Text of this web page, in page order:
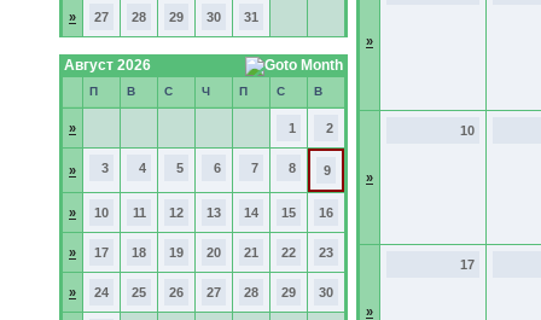
» 27 28 29 30 31
Август 2026
П В С Ч П С В
» 1 2
» 3 4 5 6 7 8 9
» 10 11 12 13 14 15 16
» 17 18 19 20 21 22 23
» 24 25 26 27 28 29 30
»
»
10
»
17